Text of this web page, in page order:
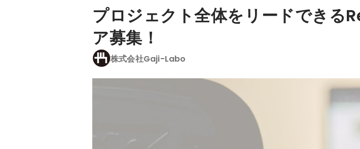
プロジェクト全体をリードできる
ア募集！
株式会社Gaji-Labo